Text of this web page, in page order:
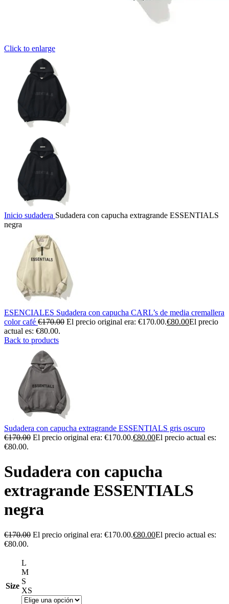
Click to enlarge
Inicio sudadera Sudadera con capucha extragrande ESSENTIALS
negra
ESENCIALES Sudadera con capucha CARL’s de media cremallera
color café €170.00 El precio original era: €170.00.€80.00El precio
actual es: €80.00.
Back to products
Sudadera con capucha extragrande ESSENTIALS gris oscuro
€170.00 El precio original era: €170.00.€80.00El precio actual es:
€80.00.
Sudadera con capucha
extragrande ESSENTIALS
negra
€170.00 El precio original era: €170.00.€80.00El precio actual es:
€80.00.
Size
L
M
S
XS